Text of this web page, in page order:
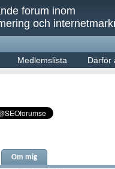
forum inom
och
Medlemslista Därför
Om mig